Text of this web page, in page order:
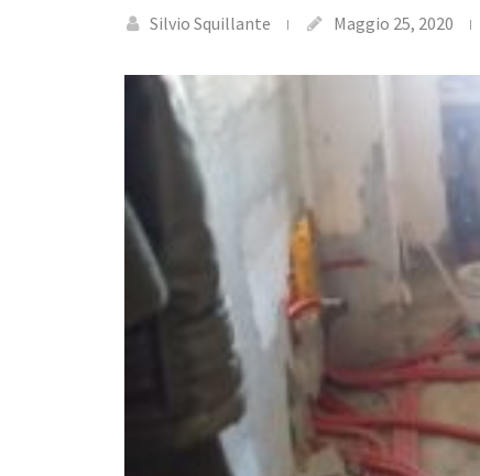
Silvio Squillante Maggio 25, 2020